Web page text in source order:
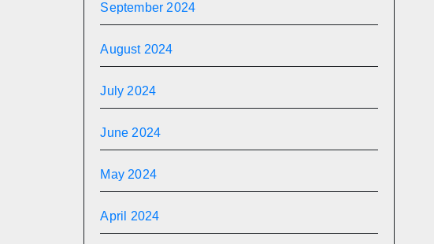
September 2024
August 2024
July 2024
June 2024
May 2024
April 2024